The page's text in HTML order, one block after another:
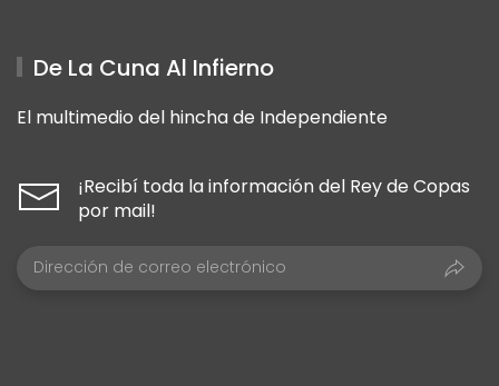
De La Cuna Al Infierno
El multimedio del hincha de Independiente
¡Recibí toda la información del Rey de Copas
por mail!